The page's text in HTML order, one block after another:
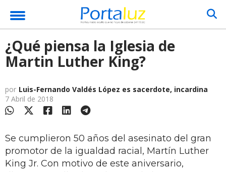
¿Qué piensa la Iglesia de
Martin Luther King?
por Luis-Fernando Valdés López es sacerdote, incardina
7 Abril de 2018
Se cumplieron 50 años del asesinato del gran
promotor de la igualdad racial, Martín Luther
King Jr. Con motivo de este aniversario,